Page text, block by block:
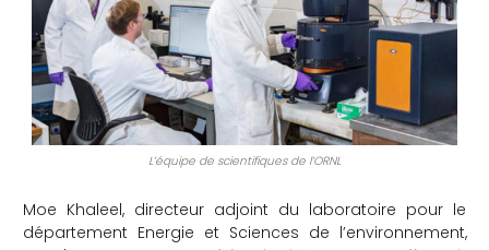
L’équipe de scientifiques de l’ORNL
Moe Khaleel, directeur adjoint du laboratoire pour le
département Energie et Sciences de l’environnement,